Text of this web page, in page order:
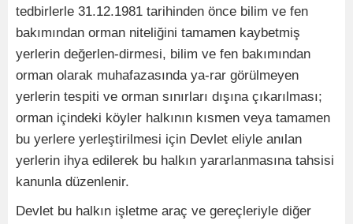
tedbirlerle 31.12.1981 tarihinden önce bilim ve fen
bakımından orman niteliğini tamamen kaybetmiş
yerlerin değerlen-dirmesi, bilim ve fen bakımından
orman olarak muhafazasında ya-rar görülmeyen
yerlerin tespiti ve orman sınırları dışına çıkarılması;
orman içindeki köyler halkının kısmen veya tamamen
bu yerlere yerleştirilmesi için Devlet eliyle anılan
yerlerin ihya edilerek bu halkın yararlanmasına tahsisi
kanunla düzenlenir.
Devlet bu halkın işletme araç ve gereçleriyle diğer